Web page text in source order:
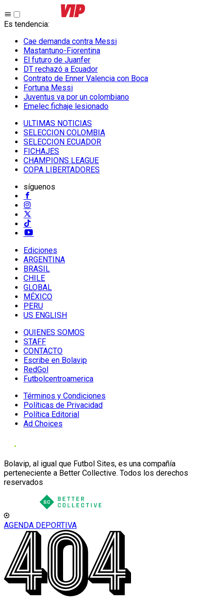
Es tendencia:
Cae demanda contra Messi
Mastantuno-Fiorentina
El futuro de Juanfer
DT rechazó a Ecuador
Contrato de Enner Valencia con Boca
Fortuna Messi
Juventus va por un colombiano
Emelec fichaje lesionado
ULTIMAS NOTICIAS
SELECCION COLOMBIA
SELECCION ECUADOR
FICHAJES
CHAMPIONS LEAGUE
COPA LIBERTADORES
síguenos
Ediciones
ARGENTINA
BRASIL
CHILE
GLOBAL
MÉXICO
PERU
US ENGLISH
QUIENES SOMOS
STAFF
CONTACTO
Escribe en Bolavip
RedGol
Futbolcentroamerica
Términos y Condiciones
Políticas de Privacidad
Política Editorial
Ad Choices
Bolavip, al igual que Futbol Sites, es una compañía
perteneciente a Better Collective. Todos los derechos
reservados
AGENDA DEPORTIVA